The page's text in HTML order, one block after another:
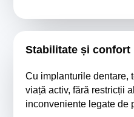
Stabilitate și confort
Cu implanturile dentare,
viață activ, fără restricții
inconveniente legate de